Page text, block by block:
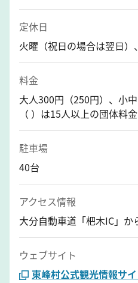
定休日
火曜（祝日の場合は翌日）
料金
大人300円（250円）、小
（ ）は15人以上の団体料金
駐車場
40台
アクセス情報
大分自動車道「杷木IC」か
ウェブサイト
東峰村公式観光情報サ